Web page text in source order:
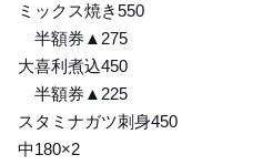
ミックス焼き550
半額券▲275
大喜利煮込450
半額券▲225
スタミナガツ刺身450
中180×2